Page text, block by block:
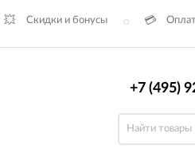
Скидки и бонусы
+7 (495)